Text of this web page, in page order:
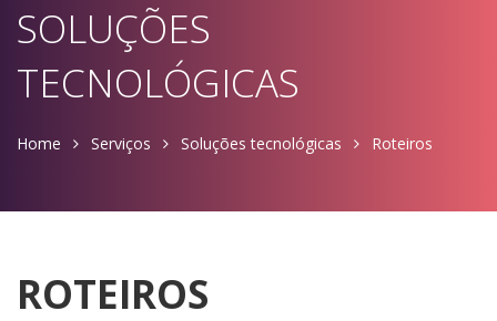
SOLUÇÕES
TECNOLÓGICAS
Home Serviços Soluções tecnológicas Roteiros
ROTEIROS